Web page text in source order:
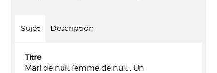
Sujet Description
Titre
Mari de nuit femme de nuit : Un